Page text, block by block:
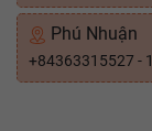
Phú Nhuận
+84363315527 -